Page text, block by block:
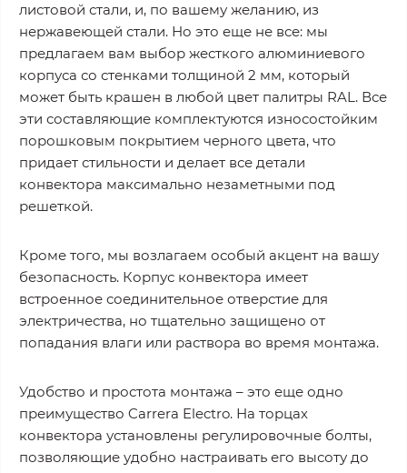
листовой стали, и, по вашему желанию, из
нержавеющей стали. Но это еще не все: мы
предлагаем вам выбор жесткого алюминиевого
корпуса со стенками толщиной 2 мм, который
может быть крашен в любой цвет палитры RAL. Все
эти составляющие комплектуются износостойким
порошковым покрытием черного цвета, что
придает стильности и делает все детали
конвектора максимально незаметными под
решеткой.
Кроме того, мы возлагаем особый акцент на вашу
безопасность. Корпус конвектора имеет
встроенное соединительное отверстие для
электричества, но тщательно защищено от
попадания влаги или раствора во время монтажа.
Удобство и простота монтажа – это еще одно
преимущество Carrera Electro. На торцах
конвектора установлены регулировочные болты,
позволяющие удобно настраивать его высоту до